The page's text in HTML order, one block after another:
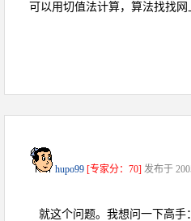
可以用切值法计算，算法找找
hupo99 [专家分：70] 发布于
就这个问题。我想问一下高手